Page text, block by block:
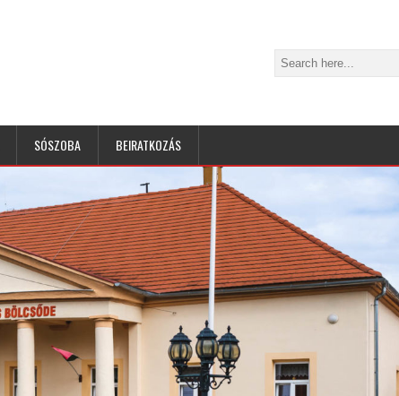
SÓSZOBA BEIRATKOZÁS